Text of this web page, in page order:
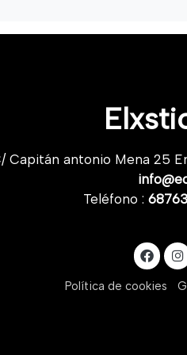
Capitán antonio Mena 25
Teléfono :
Política de cookies